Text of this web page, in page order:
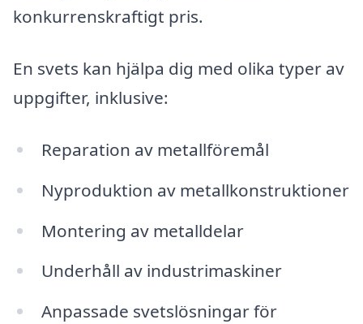
konkurrenskraftigt pris.
En svets kan hjälpa dig med olika typer av
uppgifter, inklusive:
Reparation av metallföremål
Nyproduktion av metallkonstruktioner
Montering av metalldelar
Underhåll av industrimaskiner
Anpassade svetslösningar för